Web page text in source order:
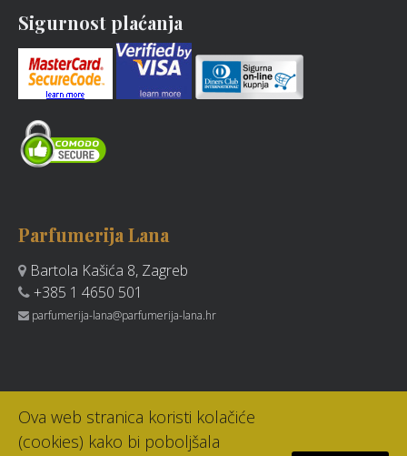
Sigurnost plaćanja
Parfumerija Lana
Bartola Kašića 8, Zagreb
+385 1 4650 501
parfumerija-lana@parfumerija-lana.hr
Ova web stranica koristi kolačiće
(cookies) kako bi poboljšala